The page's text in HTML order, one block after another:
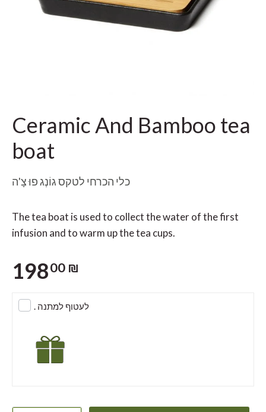
Ceramic And Bamboo tea
boat
כלי הכרחי לטקס גוֹנְג פוּ צָ'ה
The tea boat is used to collect the water of the first
infusion and to warm up the tea cups.
19800 ₪
. לעטוף למתנה